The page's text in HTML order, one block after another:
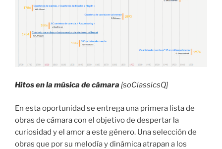
Hitos en la música de cámara [soClassicsQ]
En esta oportunidad se entrega una primera lista de
obras de cámara con el objetivo de despertar la
curiosidad y el amor a este género. Una selección de
obras que por su melodía y dinámica atrapan a los